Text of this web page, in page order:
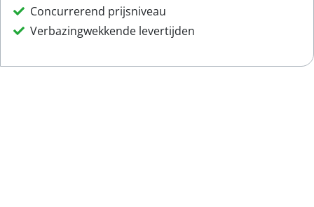
Concurrerend prijsniveau
Verbazingwekkende levertijden